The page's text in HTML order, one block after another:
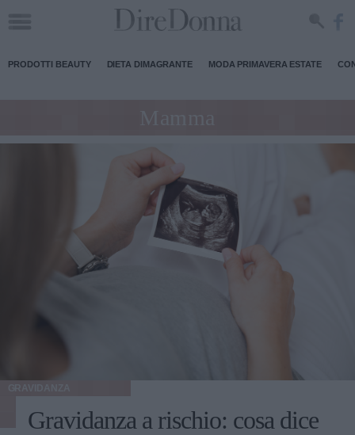
PRODOTTI BEAUTY DIETA DIMAGRANTE MODA PRIMAVERA ESTATE
Gravidanza a rischio: cosa dice